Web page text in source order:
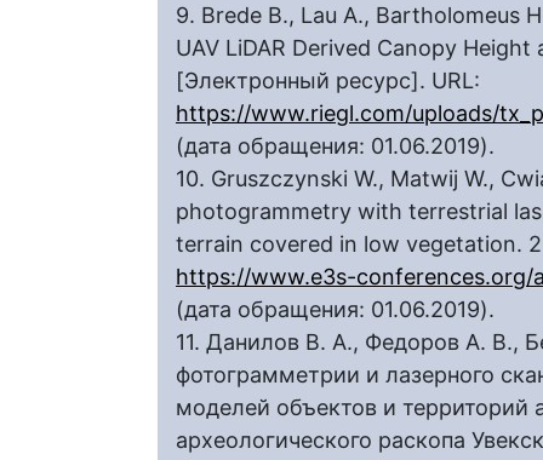
9. Brede B., Lau A., Bartholomeus
UAV LiDAR Derived Canopy
[Электронный ресурс]. URL:
https://www.riegl.com/uploads/
(дата обращения: 01.06.2019).
10. Gruszczynski W., Matwij W.,
photogrammetry with terrestrial
terrain covered in low vegetation.
https://www.e3s-conferences.org/
(дата обращения: 01.06.2019).
11. Данилов В. А., Федоров А. В.,
фотограмметрии и лазерного
моделей объектов и территорий
археологического раскопа